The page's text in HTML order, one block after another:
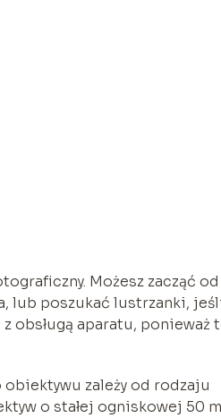
Możesz zacząć od
lub poszukać lustrzanki,
obsługą aparatu, ponieważ
zależy od rodzaju
o stałej ogniskowej 50